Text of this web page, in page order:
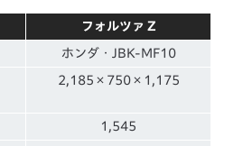
フォルツァ Z
ホンダ・JBK-MF10
2,185×750×1,175
1,545